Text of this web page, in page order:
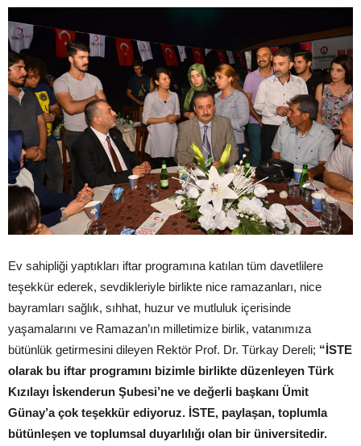
Ev sahipliği yaptıkları iftar programına katılan tüm davetlilere
teşekkür ederek, sevdikleriyle birlikte nice ramazanları, nice
bayramları sağlık, sıhhat, huzur ve mutluluk içerisinde
yaşamalarını ve Ramazan’ın milletimize birlik, vatanımıza
bütünlük getirmesini dileyen Rektör Prof. Dr. Türkay Dereli; “İSTE
olarak bu iftar programını bizimle birlikte düzenleyen Türk
Kızılayı İskenderun Şubesi’ne ve değerli başkanı Ümit
Günay’a çok teşekkür ediyoruz. İSTE, paylaşan, toplumla
bütünleşen ve toplumsal duyarlılığı olan bir üniversitedir.